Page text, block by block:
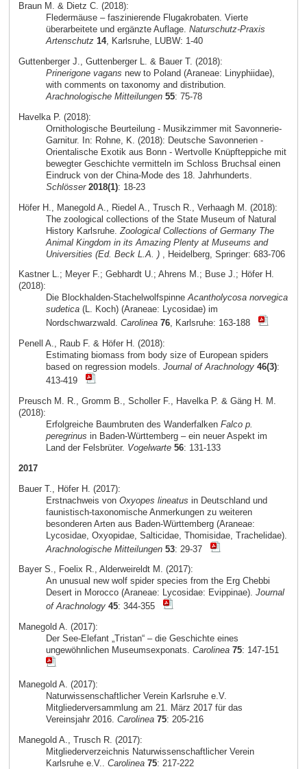
Braun M. & Dietz C. (2018):
Fledermäuse – faszinierende Flugakrobaten. Vierte
überarbeitete und ergänzte Auflage. Naturschutz-Praxis
Artenschutz 14, Karlsruhe, LUBW: 1-40
Guttenberger J., Guttenberger L. & Bauer T. (2018):
Prinerigone vagans new to Poland (Araneae: Linyphiidae),
with comments on taxonomy and distribution.
Arachnologische Mitteilungen 55: 75-78
Havelka P. (2018):
Ornithologische Beurteilung - Musikzimmer mit Savonnerie-
Garnitur. In: Rohne, K. (2018): Deutsche Savonnerien -
Orientalische Exotik aus Bonn - Wertvolle Knüpfteppiche mit
bewegter Geschichte vermitteln im Schloss Bruchsal einen
Eindruck von der China-Mode des 18. Jahrhunderts.
Schlösser 2018(1): 18-23
Höfer H., Manegold A., Riedel A., Trusch R., Verhaagh M. (2018):
The zoological collections of the State Museum of Natural
History Karlsruhe. Zoological Collections of Germany The
Animal Kingdom in its Amazing Plenty at Museums and
Universities (Ed. Beck L.A. ), Heidelberg, Springer: 683-706
Kastner L.; Meyer F.; Gebhardt U.; Ahrens M.; Buse J.; Höfer H.
(2018):
Die Blockhalden-StachelwolfspinneAcantholycosa norvegica
sudetica(L. Koch) (Araneae: Lycosidae) im
Nordschwarzwald. Carolinea 76, Karlsruhe: 163-188
Penell A., Raub F. & Höfer H. (2018):
Estimating biomass from body size of European spiders
based on regression models. Journal of Arachnology 46(3):
413-419
Preusch M. R., Gromm B., Scholler F., Havelka P. & Gäng H. M.
(2018):
Erfolgreiche Baumbruten des Wanderfalken Falco p.
peregrinus in Baden-Württemberg – ein neuer Aspekt im
Land der Felsbrüter. Vogelwarte 56: 131-133
2017
Bauer T., Höfer H. (2017):
Erstnachweis von Oxyopes lineatus in Deutschland und
faunistisch-taxonomische Anmerkungen zu weiteren
besonderen Arten aus Baden-Württemberg (Araneae:
Lycosidae, Oxyopidae, Salticidae, Thomisidae, Trachelidae).
Arachnologische Mitteilungen 53: 29-37
Bayer S., Foelix R., Alderweireldt M. (2017):
An unusual new wolf spider species from the Erg Chebbi
Desert in Morocco (Araneae: Lycosidae: Evippinae). Journal
of Arachnology 45: 344-355
Manegold A. (2017):
Der See-Elefant „Tristan“ – die Geschichte eines
ungewöhnlichen Museumsexponats. Carolinea 75: 147-151
Manegold A. (2017):
Naturwissenschaftlicher Verein Karlsruhe e.V.
Mitgliederversammlung am 21. März 2017 für das
Vereinsjahr 2016. Carolinea 75: 205-216
Manegold A., Trusch R. (2017):
Mitgliederverzeichnis Naturwissenschaftlicher Verein
Karlsruhe e.V.. Carolinea 75: 217-222